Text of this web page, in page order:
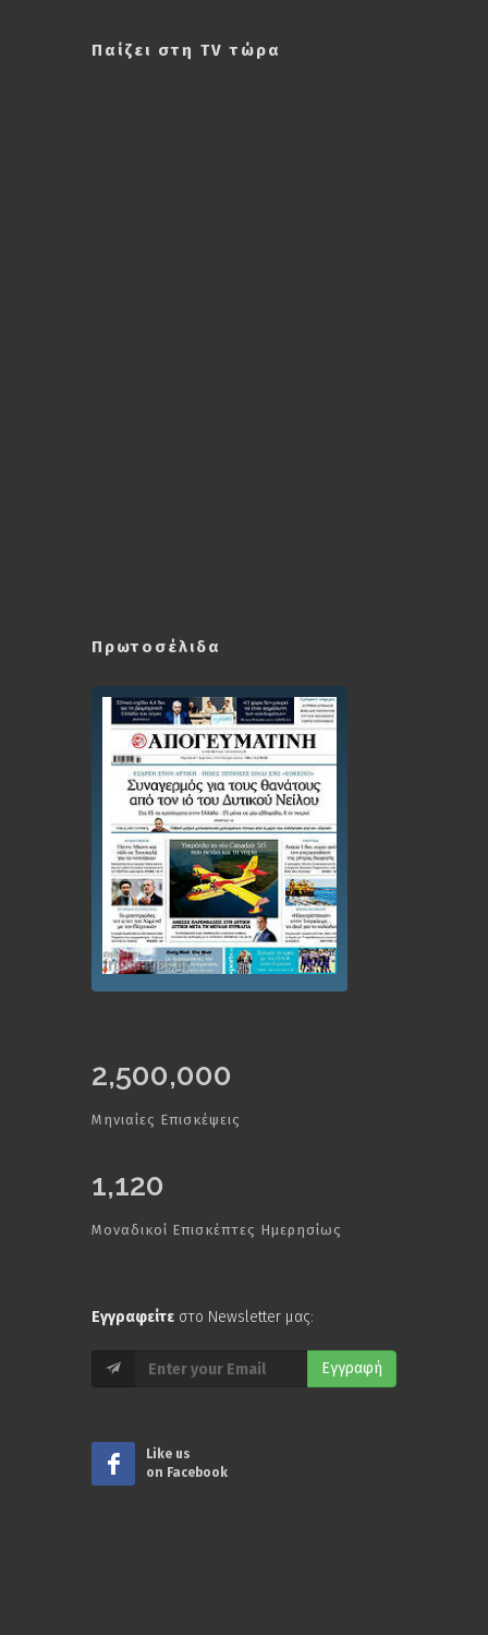
Παίζει στη TV τώρα
Πρωτοσέλιδα
2,500,000
Μηνιαίες Επισκέψεις
1,120
Μοναδικοί Επισκέπτες Ημερησίως
Εγγραφείτε στο Newsletter μας:
Εγγραφή
Like us
on Facebook